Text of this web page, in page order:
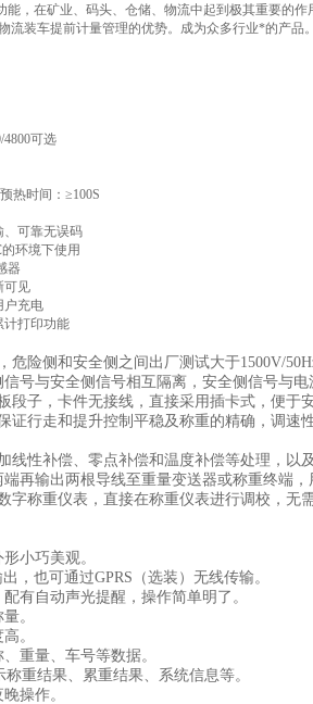
，在矿业、码头、仓储、物流中起到极其重要的作
流装车提前计量管理的优势。成为众多行业*的产品。
可选
热时间：≥100S
、可靠无误码
环境下使用
器
可见
户充电
计打印功能
险侧和安全侧之间出厂测试大于1500V/
号与安全侧信号相互隔离，安全侧信号与
段子，卡件无接线，直接采用插卡式，便于
证行走和提升控制平稳及称重的精确，调
线性补偿、零点补偿和温度补偿等处理，以
再输出两根导线至重量变送器或称重终端
字称重仪表，直接在称重仪表进行调校，无
小巧美观。
，也可通过GPRS（选装）无线传输。
有自动声光提醒，操作简单明了。
。
。
重量、车号等数据。
重结果、累重结果、系统信息等。
操作。